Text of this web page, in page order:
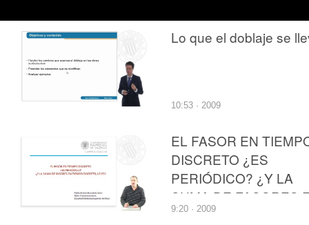
Lo que el doblaje se
10:53 · 2009
EL FASOR EN
DISCRETO ¿ES
PERIÓDICO? ¿Y LA
SUMA DE FASORES
TIEMPO DISCRETO,
9:20 · 2009